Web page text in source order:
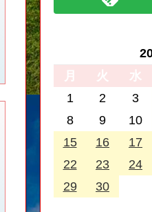
月
火 水
1
2 3
8
9 10
15
16 17
22
23 24
29
30